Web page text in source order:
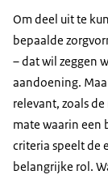
Om deel uit te
bepaalde
– dat wil zeggen
aandoening.
relevant, zoals
mate waarin een
criteria speelt de
belangrijke rol.